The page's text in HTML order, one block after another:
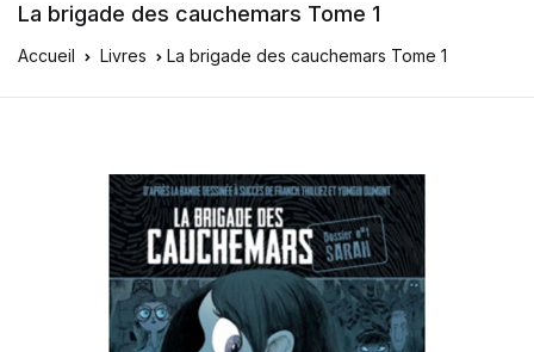
La brigade des cauchemars Tome 1
Accueil Livres La brigade des cauchemars Tome 1